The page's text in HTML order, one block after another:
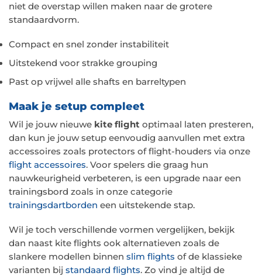
niet de overstap willen maken naar de grotere
standaardvorm.
Compact en snel zonder instabiliteit
Uitstekend voor strakke grouping
Past op vrijwel alle shafts en barreltypen
Maak je setup compleet
Wil je jouw nieuwe kite flight optimaal laten presteren,
dan kun je jouw setup eenvoudig aanvullen met extra
accessoires zoals protectors of flight-houders via onze
flight accessoires. Voor spelers die graag hun
nauwkeurigheid verbeteren, is een upgrade naar een
trainingsbord zoals in onze categorie
trainingsdartborden een uitstekende stap.
Wil je toch verschillende vormen vergelijken, bekijk
dan naast kite flights ook alternatieven zoals de
slankere modellen binnen slim flights of de klassieke
varianten bij standaard flights. Zo vind je altijd de